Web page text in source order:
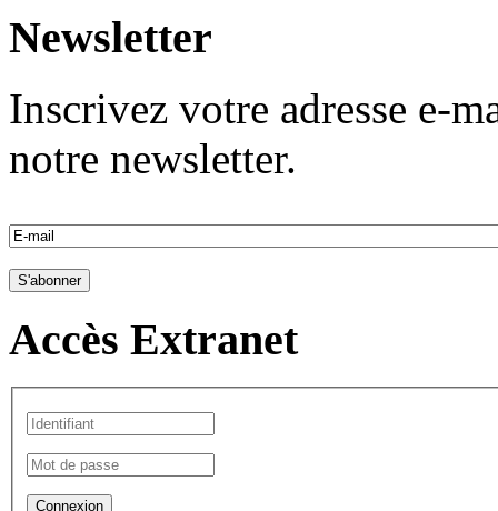
Newsletter
Inscrivez votre adresse e-
notre newsletter.
Accès Extranet